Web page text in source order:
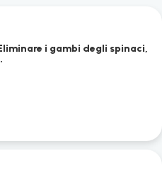
i gambi degli spinaci,